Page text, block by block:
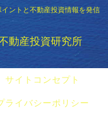
ントと不動産投資情報を発信
動産投資研究所
サイトコンセプト
ライバシーポリシー